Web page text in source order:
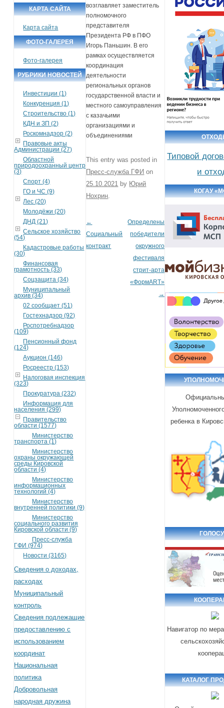
КАРТА САЙТА
Карта сайта
ФОТО-ГАЛЕРЕЯ
Фото-галерея
РУБРИКИ НОВОСТЕЙ
Инвестиции (1)
Конкуренция (1)
Строительство (1)
КДН и ЗП (2)
Роскомнадзор (2)
Правовые акты
Администрации (27)
Областной
природоохранный центр
(3)
Спорт (4)
ГО и ЧС (9)
Лес (20)
Молодёжи (20)
ДНД (21)
Сельское хозяйство
(54)
Кадастровые работы
(30)
Финансовая
грамотность (33)
Соцзащита (34)
Муниципальный
архив (34)
02 сообщает (51)
Гостехнадзор (92)
Роспотребнадзор
(109)
Пенсионный фонд
(124)
Аукцион (146)
Росреестр (153)
Налоговая инспекция
(323)
Прокуратура (232)
Информация для
населения (299)
Правительство
области (1577)
Министерство
транспорта (1)
Министерство
охраны окружающей
среды Кировской
области (4)
Министерство
информационных
технологий (4)
Министерство
внутренней политики (9)
Министерство
социального развития
Кировской области (9)
Пресс-служба
ГФИ (974)
Новости (3165)
Сведения о доходах,
расходах
Муниципальный
контроль
Сведения подлежащие
предоставлению с
использованием
координат
Национальная
политика
Добровольная
народная дружина
возглавляет заместитель
полномочного
представителя
Президента РФ в ПФО
Игорь Паньшин. В его
рамках осуществляется
координация
деятельности
региональных органов
государственной власти и
местного самоуправления
с казачьими
организациями и
объединениями
This entry was posted in
Пресс-служба ГФИ on
25.10.2021 by Юрий
Нохрин.
Post navigation
←
Социальный
контракт
Определены
победители
окружного
фестиваля
стрит-арта
«ФормART»
→
Типовой
и
КОГАУ
ребенка в
Навигатор по
КАТАЛОГ